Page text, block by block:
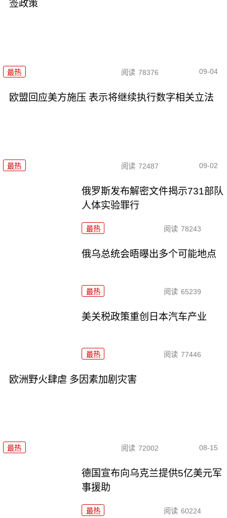
签政策
最热 阅读 78376 09-04
欧盟回应美方施压 表示将继续执行数字相关立法
最热 阅读 72487 09-02
俄罗斯发布解密文件揭示731部队
人体实验罪行
最热 阅读 78243
俄乌总统会晤曝出多个可能地点
最热 阅读 65239
美关税政策重创日本汽车产业
最热 阅读 77446
欧洲野火肆虐 多因素加剧灾害
最热 阅读 72002 08-15
德国宣布向乌克兰提供5亿美元军
事援助
最热 阅读 60224